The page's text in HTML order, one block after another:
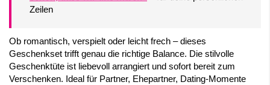
Zeilen
Ob romantisch, verspielt oder leicht frech – dieses
Geschenkset trifft genau die richtige Balance. Die stilvolle
Geschenktüte ist liebevoll arrangiert und sofort bereit zum
Verschenken. Ideal für Partner, Ehepartner, Dating-Momente